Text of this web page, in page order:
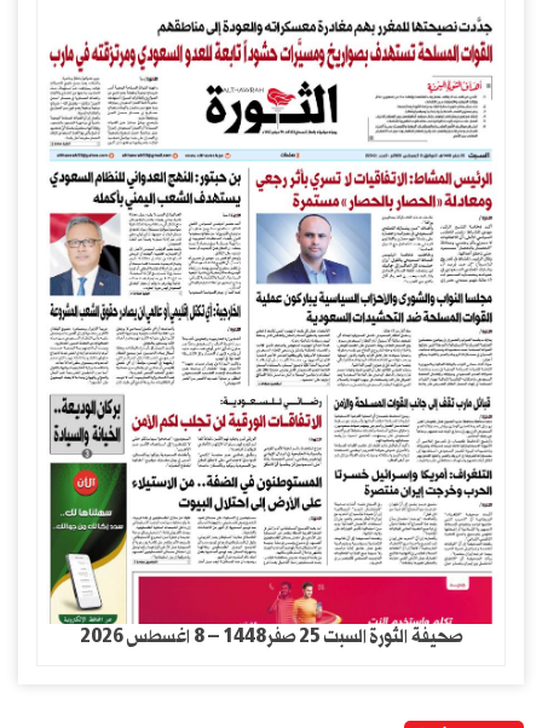
صحيفة الثورة السبت 25 صفر1448 – 8 اغسطس 2026